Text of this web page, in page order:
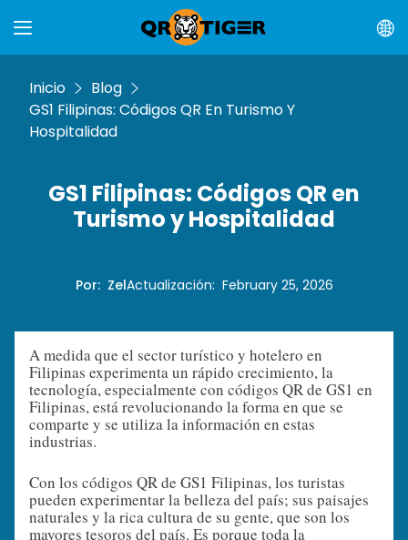
Inicio
Blog
GS1 Filipinas: Códigos QR En Turismo Y
Hospitalidad
GS1 Filipinas: Códigos QR en
Turismo y Hospitalidad
Por: ZelActualización: February 25, 2026
A medida que el sector turístico y hotelero en
Filipinas experimenta un rápido crecimiento, la
tecnología, especialmente con códigos QR de GS1 en
Filipinas, está revolucionando la forma en que se
comparte y se utiliza la información en estas
industrias.
Con los códigos QR de GS1 Filipinas, los turistas
pueden experimentar la belleza del país; sus paisajes
naturales y la rica cultura de su gente, que son los
mayores tesoros del país. Es porque toda la